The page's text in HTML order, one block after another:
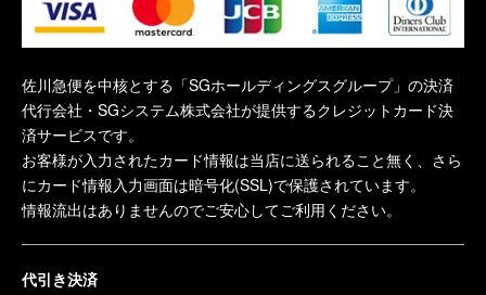
佐川急便を中核とする「SGホールディングスグループ」の決済
代行会社・SGシステム株式会社が提供するクレジットカード決
済サービスです。
お客様が入力されたカード情報は当店に送られること無く、さら
にカード情報入力画面は暗号化(SSL)で保護されています。
情報流出はありませんのでご安心してご利用ください。
代引き決済